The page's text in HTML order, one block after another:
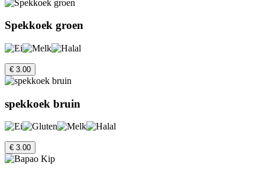
Spekkoek groen
€ 3.00
spekkoek bruin
€ 3.00